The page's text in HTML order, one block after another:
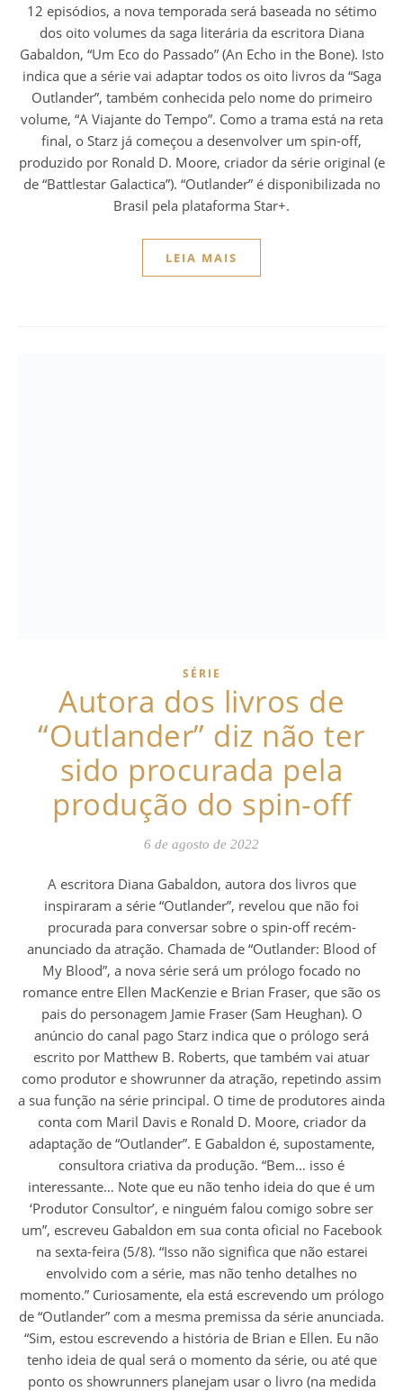
12 episódios, a nova temporada será baseada no sétimo
dos oito volumes da saga literária da escritora Diana
Gabaldon, “Um Eco do Passado” (An Echo in the Bone). Isto
indica que a série vai adaptar todos os oito livros da “Saga
Outlander”, também conhecida pelo nome do primeiro
volume, “A Viajante do Tempo”. Como a trama está na reta
final, o Starz já começou a desenvolver um spin-off,
produzido por Ronald D. Moore, criador da série original (e
de “Battlestar Galactica”). “Outlander” é disponibilizada no
Brasil pela plataforma Star+.
LEIA MAIS
SÉRIE
Autora dos livros de
“Outlander” diz não ter
sido procurada pela
produção do spin-off
6 de agosto de 2022
A escritora Diana Gabaldon, autora dos livros que
inspiraram a série “Outlander”, revelou que não foi
procurada para conversar sobre o spin-off recém-
anunciado da atração. Chamada de “Outlander: Blood of
My Blood”, a nova série será um prólogo focado no
romance entre Ellen MacKenzie e Brian Fraser, que são os
pais do personagem Jamie Fraser (Sam Heughan). O
anúncio do canal pago Starz indica que o prólogo será
escrito por Matthew B. Roberts, que também vai atuar
como produtor e showrunner da atração, repetindo assim
a sua função na série principal. O time de produtores ainda
conta com Maril Davis e Ronald D. Moore, criador da
adaptação de “Outlander”. E Gabaldon é, supostamente,
consultora criativa da produção. “Bem… isso é
interessante… Note que eu não tenho ideia do que é um
‘Produtor Consultor’, e ninguém falou comigo sobre ser
um”, escreveu Gabaldon em sua conta oficial no Facebook
na sexta-feira (5/8). “Isso não significa que não estarei
envolvido com a série, mas não tenho detalhes no
momento.” Curiosamente, ela está escrevendo um prólogo
de “Outlander” com a mesma premissa da série anunciada.
“Sim, estou escrevendo a história de Brian e Ellen. Eu não
tenho ideia de qual será o momento da série, ou até que
ponto os showrunners planejam usar o livro (na medida